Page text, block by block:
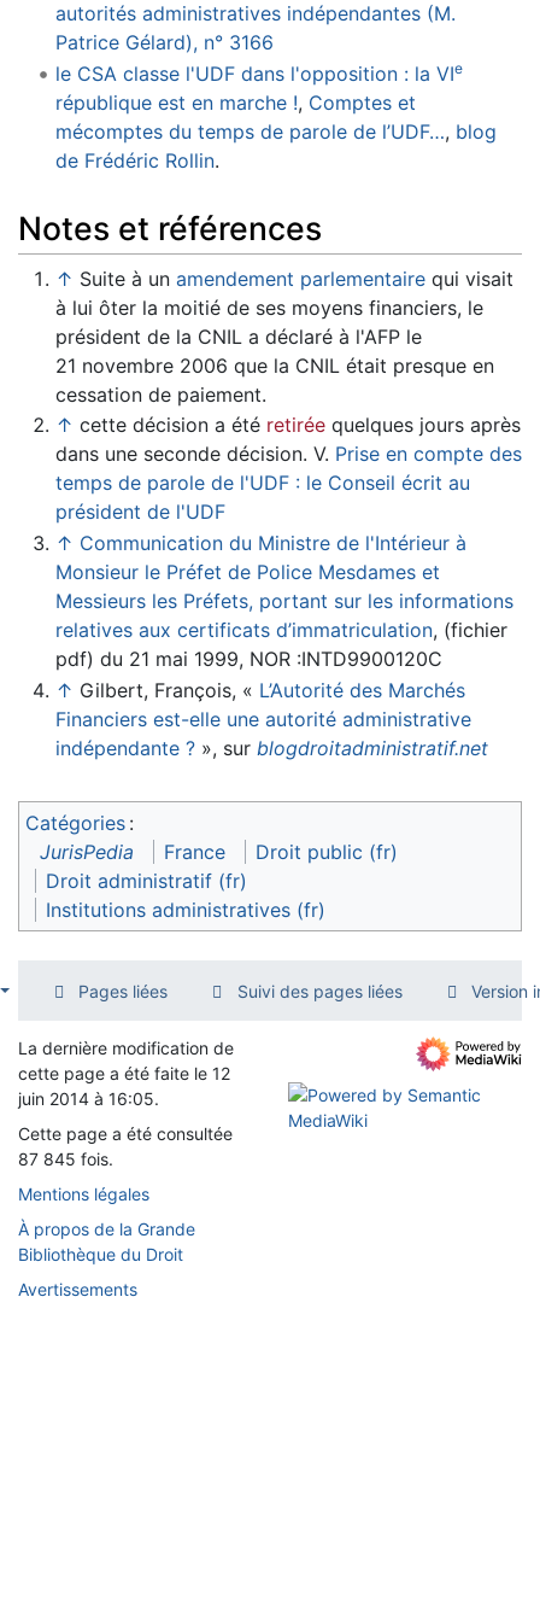
autorités administratives indépendantes (M.
Patrice Gélard), n° 3166
le CSA classe l'UDF dans l'opposition : la VIe
république est en marche !, Comptes et
mécomptes du temps de parole de l’UDF…, blog
de Frédéric Rollin.
Notes et références
↑ Suite à un amendement parlementairequi visait
à lui ôter la moitié de ses moyens financiers, le
président de la CNIL a déclaré à l'AFP le
21 novembre 2006 que la CNIL était presque en
cessation de paiement.
↑ cette décision a été retiréequelques jours après
dans une seconde décision. V. Prise en compte des
temps de parole de l'UDF : le Conseil écrit au
président de l'UDF
↑ Communication du Ministre de l'Intérieur à
Monsieur le Préfet de Police Mesdames et
Messieurs les Préfets, portant sur les informations
relatives aux certificats d’immatriculation, (fichier
pdf) du 21 mai 1999, NOR :INTD9900120C
↑ Gilbert, François, « L’Autorité des Marchés
Financiers est-elle une autorité administrative
indépendante ?», sur blogdroitadministratif.net
Catégories :
JurisPedia
France
Droit public (fr)
Droit administratif (fr)
Institutions administratives (fr)
Pages liées Suivi des pages liées Version
La dernière modification de
cette page a été faite le 12
juin 2014 à 16:05.
Cette page a été consultée
87 845 fois.
Mentions légales
À propos de la Grande
Bibliothèque du Droit
Avertissements